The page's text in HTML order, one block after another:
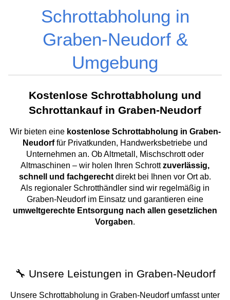
Schrottabholung in
Graben-Neudorf &
Umgebung
Kostenlose Schrottabholung und
Schrottankauf in Graben-Neudorf
Wir bieten eine kostenlose Schrottabholung in Graben-
Neudorffür Privatkunden, Handwerksbetriebe und
Unternehmen an. Ob Altmetall, Mischschrott oder
Altmaschinen – wir holen Ihren Schrottzuverlässig,
schnell und fachgerecht direkt bei Ihnen vor Ort ab.
Als regionaler Schrotthändler sind wir regelmäßig in
Graben-Neudorf im Einsatz und garantieren eine
umweltgerechte Entsorgung nach allen gesetzlichen
Vorgaben.
🔧 Unsere Leistungen in Graben-Neudorf
Unsere Schrottabholung in Graben-Neudorf umfasst unter